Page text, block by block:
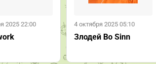
2025 22:00 4 октября 2025 05:10
Злодей Bo Sinn